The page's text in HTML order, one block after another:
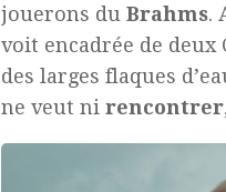
jouerons du Brahms.
voit encadrée de deux
des larges flaques
ne veut ni rencontrer